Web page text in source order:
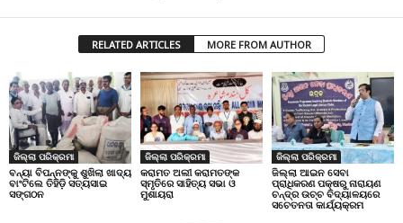
RELATED ARTICLES MORE FROM AUTHOR
ଜିଲ୍ଲା ପରିକ୍ରମା
ବନ୍ୟା ବିପନ୍ନଙ୍କୁ ଶୁଖିଲା ଖାଦ୍ୟ
ବାଂଟିଲେ ତିହିଡି଼ ସତ୍ୟସାଇ
ସଙ୍ଗଠନ
ଜିଲ୍ଲା ପରିକ୍ରମା
କରାମତ ଅଲୀ କରାମତଙ୍କ
ସ୍ମୃତିରେ ସାହିତ୍ୟ ସଭା ଓ
ମୁଶାୟରା
ଜିଲ୍ଲା ପରିକ୍ରମା
ଜିଲ୍ଲା ଆଇନ ସେବା
ପ୍ରାଧିକରଣ ପକ୍ଷରୁ ନାରାୟଣ
ଚନ୍ଦ୍ର ଉଚ୍ଚ ବିଦ୍ୟାଳୟରେ
ସଚେତନତା କାର୍ଯ୍ୟକ୍ରମ